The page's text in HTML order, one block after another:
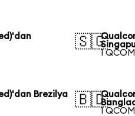
🇸🇬
1
Brezilya
🇧🇩
1